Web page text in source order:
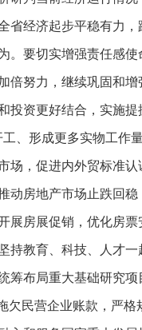
省经济起步平稳有力
。要切实增强责任感
倍努力，继续巩固和
投资更好结合，实施
、形成更多实物工作
场，促进内外贸标准
动房地产市场止跌回
展房展促销，优化房
持教育、科技、人才
筹布局重大基础研究
欠民营企业账款，严